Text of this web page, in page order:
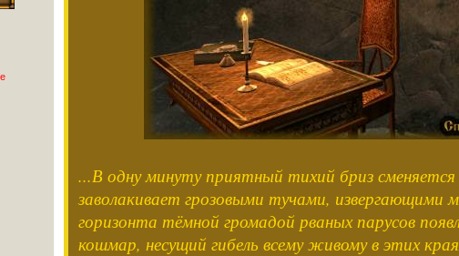
...В одну минуту приятный тихий бриз
заволакивает грозовыми тучами, извергающими
горизонта тёмной громадой рваных парусов
кошмар, несущий гибель всему живому в этих